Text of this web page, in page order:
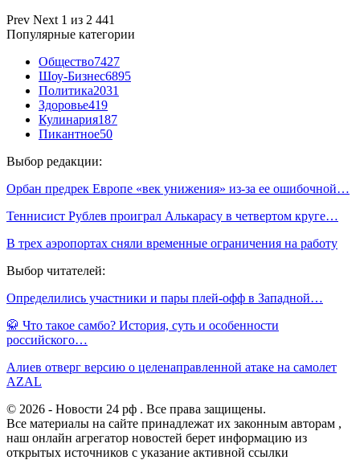
Prev Next 1 из 2 441
Популярные категории
Общество7427
Шоу-Бизнес6895
Политика2031
Здоровье419
Кулинария187
Пикантное50
Выбор редакции:
Орбан предрек Европе «век унижения» из-за ее ошибочной…
Теннисист Рублев проиграл Алькарасу в четвертом круге…
В трех аэропортах сняли временные ограничения на работу
Выбор читателей:
Определились участники и пары плей-офф в Западной…
🥋 Что такое самбо? История, суть и особенности
российского…
Алиев отверг версию о целенаправленной атаке на самолет
AZAL
© 2026 - Новости 24 рф . Все права защищены.
Все материалы на сайте принадлежат их законным авторам ,
наш онлайн агрегатор новостей берет информацию из
открытых источников с указание активной ссылки